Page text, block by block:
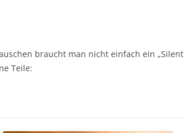
braucht man nicht einfach ein „Silent
Teile: